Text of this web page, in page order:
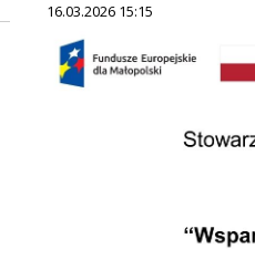
16.03.2026 15:15